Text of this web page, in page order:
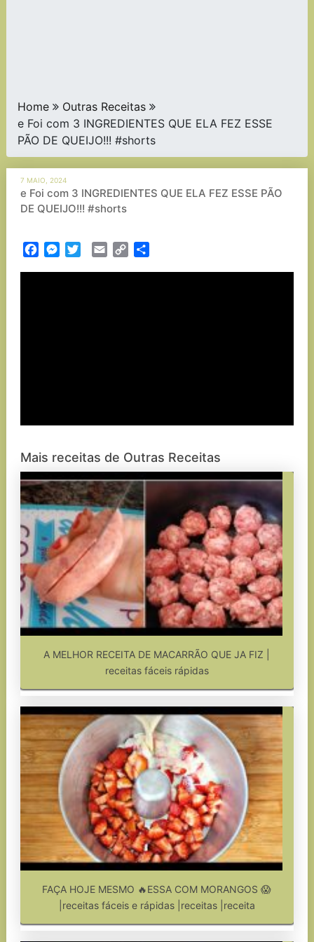
Home
Outras Receitas
e Foi com 3 INGREDIENTES QUE ELA FEZ ESSE
PÃO DE QUEIJO!!! #shorts
7 MAIO, 2024
e Foi com 3 INGREDIENTES QUE ELA FEZ ESSE PÃO
DE QUEIJO!!! #shorts
FacebookMessenger
TwitterEmail Copy
Mais receitas de Outras Receitas
A MELHOR RECEITA DE MACARRÃO QUE JA FIZ |
receitas fáceis rápidas
FAÇA HOJE MESMO 🔥ESSA COM MORANGOS 😱
|receitas fáceis e rápidas |receitas |receita